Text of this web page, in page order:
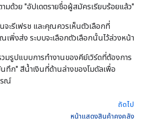
มด้วย "อัปเดตรายชื่อผู้สมัครเรียบร้อยแล้ว"
ะรีเฟรช และคุณควรเห็นตัวเลือกที่
พิ่งส่ง ระบบจะเลือกตัวเลือกนั้นไว้ล่วงหน้า
มรูปแบบการทำงานของคีย์เวิร์ดที่ต้องการ
ก" สีน้ำเงินที่ด้านล่างของโมดัลเพื่อ
รณ์
ถัดไป
หน้าแสดงสินค้าคงคลัง